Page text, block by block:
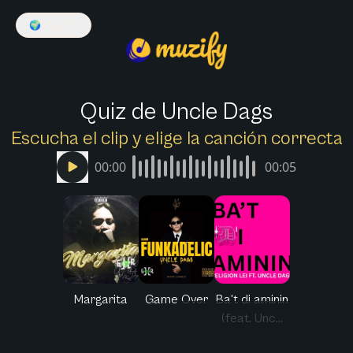
🌍
Quiz de Uncle Dags
Escucha el clip y elige la canción correcta
00:00 00:05
Margarita Game Over Ba't di aminin
(feat. Unc...